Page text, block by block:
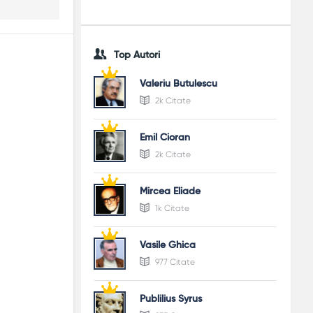
Top Autori
Valeriu Butulescu
2k Citate
Emil Cioran
2k Citate
Mircea Eliade
1k Citate
Vasile Ghica
977 Citate
Publilius Syrus